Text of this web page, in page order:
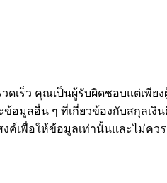
เร็ว คุณเป็นผู้รับผิดชอบแต่เพี
มูลอื่น ๆ ที่เกี่ยวข้องกับสกุลเ
พื่อให้ข้อมูลเท่านั้นและไม่คว